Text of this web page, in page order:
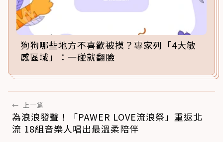
狗狗哪些地方不喜歡被摸？專家列「4大敏
感區域」：一碰就翻臉
← 上一篇
為浪浪發聲！「PAWER LOVE流浪祭」重返北
流 18組音樂人唱出最溫柔陪伴